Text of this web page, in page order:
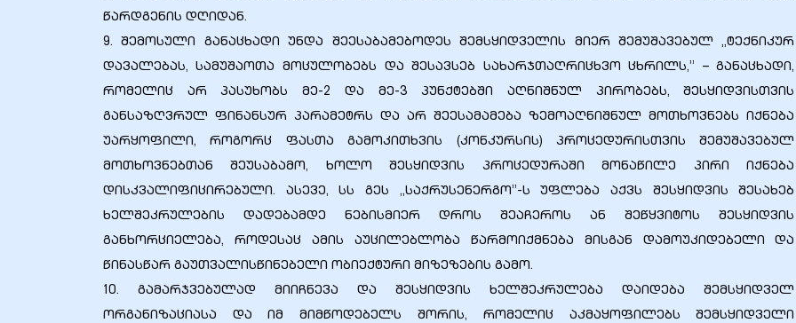
წარდგენის დღიდან.
9. შემოსული განაცხადი უნდა შეესაბამებოდეს შემსყიდველის მიერ შემუშავებულ „ტექნიკურ
დავალებას, სამუშაოთა მოცულობებს და შესავსებ სახარჯთაღრიცხვო ცხრილს,” – განაცხადი,
რომელიც არ პასუხობს მე-2 და მე-3 პუნქტებში აღნიშნულ პირობებს, შესყიდვისთვის
განსაზღვრულ ფინანსურ პარამეტრს და არ შეესამამება ზემოაღნიშნულ მოთხოვნებს იქნება
უარყოფილი, როგორც ფასთა გამოკითხვის (კონკურსის) პროცედურისთვის შემუშავებულ
მოთხოვნებთან შეუსაბამო, ხოლო შესყიდვის პროცედურაში მონაწილე პირი იქნება
დისკვალიფიცირებული. ასევე, სს გეს ,,საქრუსენერგო’’-ს უფლება აქვს შესყიდვის შესახებ
ხელშეკრულების დადებამდე ნებისმიერ დროს შეაჩეროს ან შეწყვიტოს შესყიდვის
განხორციელება, როდესაც ამის აუცილებლობა წარმოიქმნება მისგან დამოუკიდებელი და
წინასწარ გაუთვალისწინებელი ობიექტური მიზეზების გამო.
10. გამარჯვებულად მიიჩნევა და შესყიდვის ხელშეკრულება დაიდება შემსყიდველ
ორგანიზაციასა და იმ მიმწოდებელს შორის, რომელიც აკმაყოფილებს შემსყიდველი